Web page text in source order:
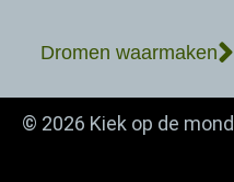
Dromen waarmaken
© 2026 Kiek op de mond